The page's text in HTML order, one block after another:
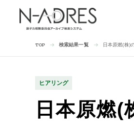
TOP 検索結果一覧 日本原燃(株)
ヒアリング
日本原燃